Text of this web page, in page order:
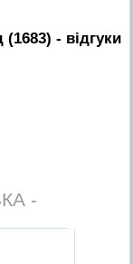
- вiдгуки
-